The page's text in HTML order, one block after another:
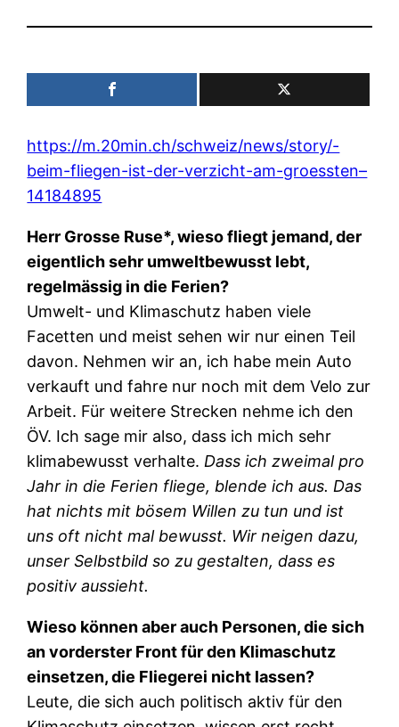
https://m.20min.ch/schweiz/news/story/-
beim-fliegen-ist-der-verzicht-am-groessten–
14184895
Herr Grosse Ruse*, wieso fliegt jemand, der
eigentlich sehr umweltbewusst lebt,
regelmässig in die Ferien?
Umwelt- und Klimaschutz haben viele
Facetten und meist sehen wir nur einen Teil
davon. Nehmen wir an, ich habe mein Auto
verkauft und fahre nur noch mit dem Velo zur
Arbeit. Für weitere Strecken nehme ich den
ÖV. Ich sage mir also, dass ich mich sehr
klimabewusst verhalte. Dass ich zweimal pro
Jahr in die Ferien fliege, blende ich aus. Das
hat nichts mit bösem Willen zu tun und ist
uns oft nicht mal bewusst. Wir neigen dazu,
unser Selbstbild so zu gestalten, dass es
positiv aussieht.
Wieso können aber auch Personen, die sich
an vorderster Front für den Klimaschutz
einsetzen, die Fliegerei nicht lassen?
Leute, die sich auch politisch aktiv für den